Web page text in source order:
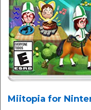
Miitopia for